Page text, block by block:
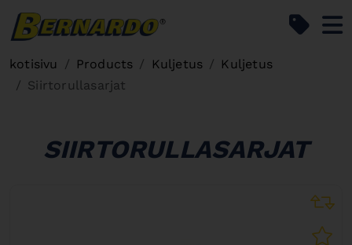
kotisivu Products Kuljetus
Kuljetus
Siirtorullasarjat
SIIRTORULLASARJAT